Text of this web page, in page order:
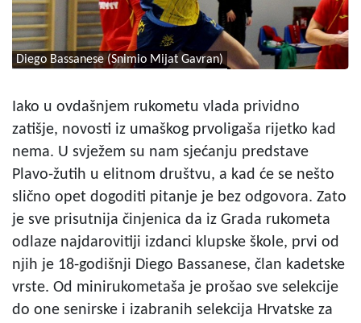
Diego Bassanese (Snimio Mijat Gavran)
Iako u ovdašnjem rukometu vlada prividno
zatišje, novosti iz umaškog prvoligaša rijetko kad
nema. U svježem su nam sjećanju predstave
Plavo-žutih u elitnom društvu, a kad će se nešto
slično opet dogoditi pitanje je bez odgovora. Zato
je sve prisutnija činjenica da iz Grada rukometa
odlaze najdarovitiji izdanci klupske škole, prvi od
njih je 18-godišnji Diego Bassanese, član kadetske
vrste. Od minirukometaša je prošao sve selekcije
do one senirske i izabranih selekcija Hrvatske za